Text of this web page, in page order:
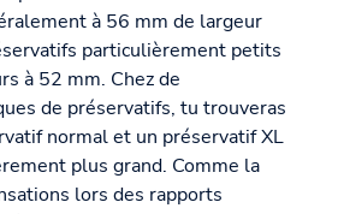
à 56 mm de largeur
particulièrement petits
à 52 mm. Chez de
de préservatifs, tu trouveras
normal et un préservatif XL
plus grand. Comme la
lors des rapports